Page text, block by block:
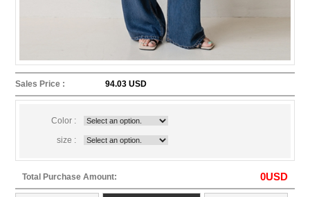
Sales Price : 94.03 USD
Color :
size :
Total Purchase Amount: 0USD